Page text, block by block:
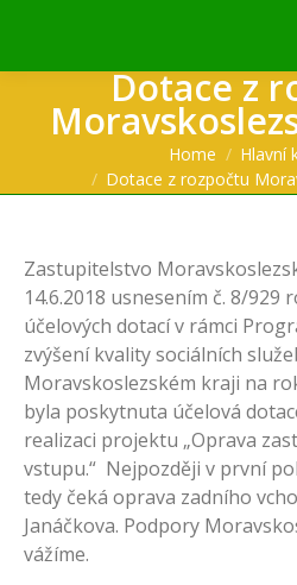
Dotace z
Home
Hlavní
Dotace z rozpočtu
Zastupitelstvo
14.6.2018 usnesením č. 8/
účelových dotací v rámci
zvýšení kvality sociálních
Moravskoslezském kraji na
byla poskytnuta účelová
realizaci projektu „Oprava
vstupu.“ Nejpozději v první
tedy čeká oprava zadního
Janáčkova. Podpory
vážíme.